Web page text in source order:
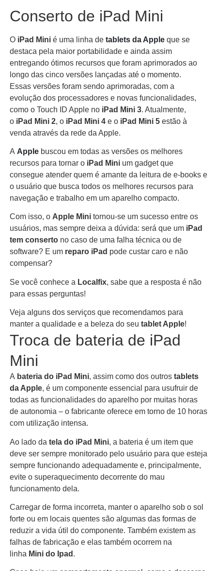
Conserto de iPad Mini
O iPad Mini é uma linha de tablets da Apple que se
destaca pela maior portabilidade e ainda assim
entregando ótimos recursos que foram aprimorados ao
longo das cinco versões lançadas até o momento.
Essas versões foram sendo aprimoradas, com a
evolução dos processadores e novas funcionalidades,
como o Touch ID Apple no iPad Mini 3. Atualmente,
o iPad Mini 2, o iPad Mini 4 e o iPad Mini 5 estão à
venda através da rede da Apple.
A Apple buscou em todas as versões os melhores
recursos para tornar o iPad Mini um gadget que
consegue atender quem é amante da leitura de e-books e
o usuário que busca todos os melhores recursos para
navegação e trabalho em um aparelho compacto.
Com isso, o Apple Mini tornou-se um sucesso entre os
usuários, mas sempre deixa a dúvida: será que um iPad
tem conserto no caso de uma falha técnica ou de
software? E um reparo iPad pode custar caro e não
compensar?
Se você conhece a Localfix, sabe que a resposta é não
para essas perguntas!
Veja alguns dos serviços que recomendamos para
manter a qualidade e a beleza do seu tablet Apple!
Troca de bateria de iPad
Mini
A bateria do iPad Mini, assim como dos outros tablets
da Apple, é um componente essencial para usufruir de
todas as funcionalidades do aparelho por muitas horas
de autonomia – o fabricante oferece em torno de 10 horas
com utilização intensa.
Ao lado da tela do iPad Mini, a bateria é um item que
deve ser sempre monitorado pelo usuário para que esteja
sempre funcionando adequadamente e, principalmente,
evite o superaquecimento decorrente do mau
funcionamento dela.
Carregar de forma incorreta, manter o aparelho sob o sol
forte ou em locais quentes são algumas das formas de
reduzir a vida útil do componente. Também existem as
falhas de fabricação e elas também ocorrem na
linha Mini do Ipad .